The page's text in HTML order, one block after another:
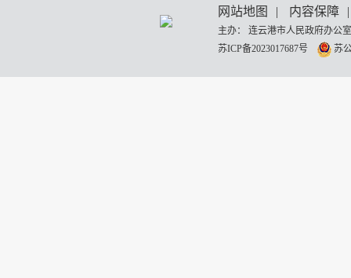
网站地图 | 内容保障 |
主办： 连云港市人民政府办
苏ICP备2023017687号
苏